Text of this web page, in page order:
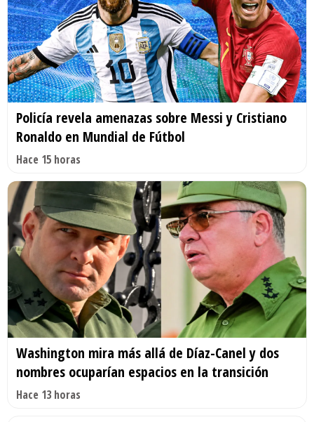
Policía revela amenazas sobre Messi y Cristiano
Ronaldo en Mundial de Fútbol
Hace 15 horas
Washington mira más allá de Díaz-Canel y dos
nombres ocuparían espacios en la transición
Hace 13 horas